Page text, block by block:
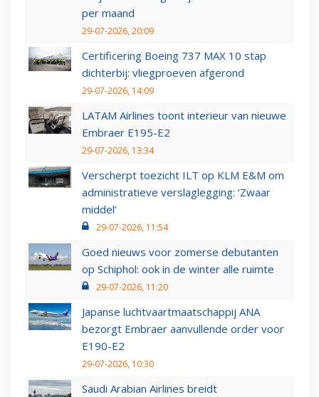
per maand
29-07-2026, 20:09
Certificering Boeing 737 MAX 10 stap
dichterbij: vliegproeven afgerond
29-07-2026, 14:09
LATAM Airlines toont interieur van nieuwe
Embraer E195-E2
29-07-2026, 13:34
Verscherpt toezicht ILT op KLM E&M om
administratieve verslaglegging: ‘Zwaar
middel’
29-07-2026, 11:54
Goed nieuws voor zomerse debutanten
op Schiphol: ook in de winter alle ruimte
29-07-2026, 11:20
Japanse luchtvaartmaatschappij ANA
bezorgt Embraer aanvullende order voor
E190-E2
29-07-2026, 10:30
Saudi Arabian Airlines breidt